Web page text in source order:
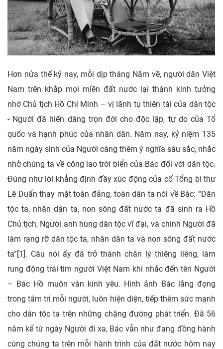
Hơn nửa thế kỷ nay, mỗi dịp tháng Năm về, người dân Việt
Nam trên khắp mọi miền đất nước lại thành kính tưởng
nhớ Chủ tịch Hồ Chí Minh – vị lãnh tụ thiên tài của dân tộc
- Người đã hiến dâng trọn đời cho độc lập, tự do của Tổ
quốc và hạnh phúc của nhân dân. Năm nay, kỷ niệm 135
năm ngày sinh của Người càng thêm ý nghĩa sâu sắc, nhắc
nhở chúng ta về công lao trời biển của Bác đối với dân tộc.
Đúng như lời khẳng định đầy xúc động của cố Tổng bí thư
Lê Duẩn thay mặt toàn đảng, toàn dân ta nói về Bác: “Dân
tộc ta, nhân dân ta, non sông đất nước ta đã sinh ra Hồ
Chủ tịch, Người anh hùng dân tộc vĩ đại, và chính Người đã
làm rạng rỡ dân tộc ta, nhân dân ta và non sông đất nước
ta”[1]. Câu nói ấy đã trở thành chân lý thiêng liêng, làm
rung động trái tim người Việt Nam khi nhắc đến tên Người
– Bác Hồ muôn vàn kính yêu. Hình ảnh Bác lắng đọng
trong tâm trí mỗi người, luôn hiện diện, tiếp thêm sức mạnh
cho dân tộc ta trên những chặng đường phát triển. Đã 56
năm kể từ ngày Người đi xa, Bác vẫn như đang đồng hành
cùng chúng ta trên mỗi hành trình của đất nước hôm nay